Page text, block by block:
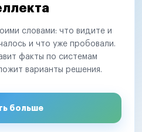
словами: что видите и
и что уже пробовали.
факты по системам
варианты решения.
больше